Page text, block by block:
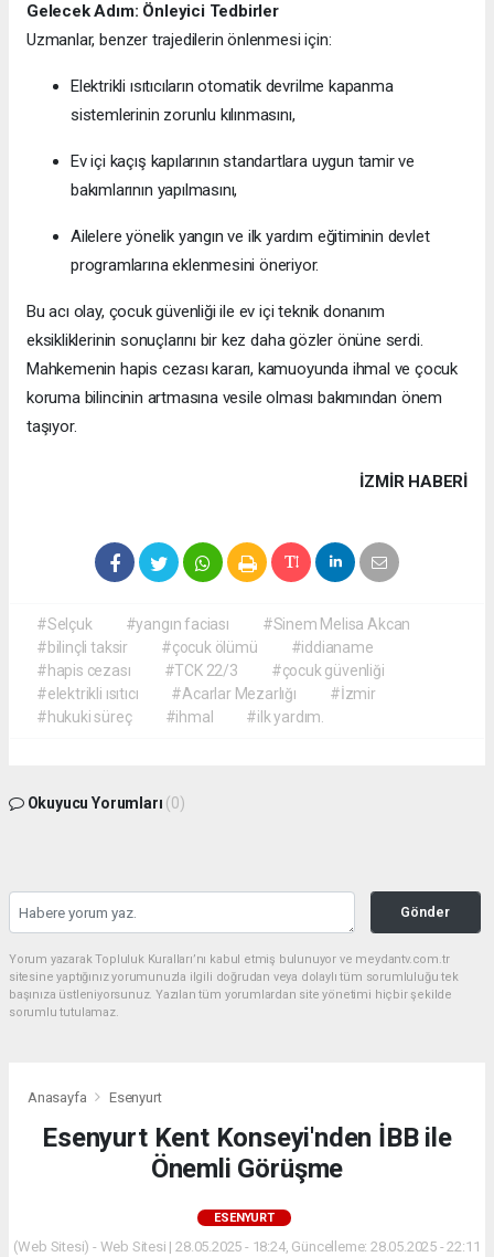
Gelecek Adım: Önleyici Tedbirler
Uzmanlar, benzer trajedilerin önlenmesi için:
Elektrikli ısıtıcıların otomatik devrilme kapanma
sistemlerinin zorunlu kılınmasını,
Ev içi kaçış kapılarının standartlara uygun tamir ve
bakımlarının yapılmasını,
Ailelere yönelik yangın ve ilk yardım eğitiminin devlet
programlarına eklenmesini öneriyor.
Bu acı olay, çocuk güvenliği ile ev içi teknik donanım
eksikliklerinin sonuçlarını bir kez daha gözler önüne serdi.
Mahkemenin hapis cezası kararı, kamuoyunda ihmal ve çocuk
koruma bilincinin artmasına vesile olması bakımından önem
taşıyor.
İZMIR HABERİ
#Selçuk #yangın faciası
#Sinem Melisa Akcan
#bilinçli taksir
#çocuk ölümü
#iddianame
#hapis cezası
#TCK 22/3
#çocuk güvenliği
#elektrikli ısıtıcı
#Acarlar Mezarlığı
#İzmir
#hukuki süreç
#ihmal #ilk yardım.
Okuyucu Yorumları (0)
Gönder
Yorum yazarak Topluluk Kuralları’nı kabul etmiş bulunuyor ve meydantv.com.tr
sitesine yaptığınız yorumunuzla ilgili doğrudan veya dolaylı tüm sorumluluğu tek
başınıza üstleniyorsunuz. Yazılan tüm yorumlardan site yönetimi hiçbir şekilde
sorumlu tutulamaz.
Anasayfa Esenyurt
Esenyurt Kent Konseyi'nden İBB ile
Önemli Görüşme
ESENYURT
(Web Sitesi) - Web Sitesi | 28.05.2025 - 18:24, Güncelleme: 28.05.2025 - 22:11